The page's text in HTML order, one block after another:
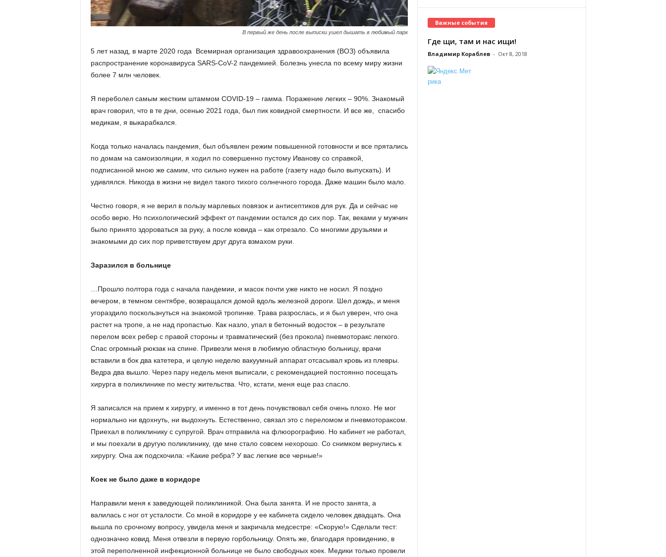
В первый же день после выписки ушел дышать в любимый парк
5 лет назад, в марте 2020 года Всемирная организация здравоохранения (ВОЗ) объявила
распространение коронавируса SARS-CoV-2 пандемией. Болезнь унесла по всему миру жизни
более 7 млн человек.
Я переболел самым жестким штаммом COVID-19 – гамма. Поражение легких – 90%. Знакомый
врач говорил, что в те дни, осенью 2021 года, был пик ковидной смертности. И все же, спасибо
медикам, я выкарабкался.
Когда только началась пандемия, был объявлен режим повышенной готовности и все прятались
по домам на самоизоляции, я ходил по совершенно пустому Иванову со справкой,
подписанной мною же самим, что сильно нужен на работе (газету надо было выпускать). И
удивлялся. Никогда в жизни не видел такого тихого солнечного города. Даже машин было мало.
Честно говоря, я не верил в пользу марлевых повязок и антисептиков для рук. Да и сейчас не
особо верю. Но психологический эффект от пандемии остался до сих пор. Так, веками у мужчин
было принято здороваться за руку, а после ковида – как отрезало. Со многими друзьями и
знакомыми до сих пор приветствуем друг друга взмахом руки.
Заразился в больнице
…Прошло полтора года с начала пандемии, и масок почти уже никто не носил. Я поздно
вечером, в темном сентябре, возвращался домой вдоль железной дороги. Шел дождь, и меня
угораздило поскользнуться на знакомой тропинке. Трава разрослась, и я был уверен, что она
растет на тропе, а не над пропастью. Как назло, упал в бетонный водосток – в результате
перелом всех ребер с правой стороны и травматический (без прокола) пневмоторакс легкого.
Спас огромный рюкзак на спине. Привезли меня в любимую областную больницу, врачи
вставили в бок два катетера, и целую неделю вакуумный аппарат отсасывал кровь из плевры.
Ведра два вышло. Через пару недель меня выписали, с рекомендацией постоянно посещать
хирурга в поликлинике по месту жительства. Что, кстати, меня еще раз спасло.
Я записался на прием к хирургу, и именно в тот день почувствовал себя очень плохо. Не мог
нормально ни вдохнуть, ни выдохнуть. Естественно, связал это с переломом и пневмотораксом.
Приехал в поликлинику с супругой. Врач отправила на флюорографию. Но кабинет не работал,
и мы поехали в другую поликлинику, где мне стало совсем нехорошо. Со снимком вернулись к
хирургу. Она аж подскочила: «Какие ребра? У вас легкие все черные!»
Коек не было даже в коридоре
Направили меня к заведующей поликлиникой. Она была занята. И не просто занята, а
валилась с ног от усталости. Со мной в коридоре у ее кабинета сидело человек двадцать. Она
вышла по срочному вопросу, увидела меня и закричала медсестре: «Скорую!» Сделали тест:
однозначно ковид. Меня отвезли в первую горбольницу. Опять же, благодаря провидению, в
этой переполненной инфекционной больнице не было свободных коек. Медики только провели
Важные события
Где щи, там и нас ищи!
Владимир Кораблев - Окт 8, 2018